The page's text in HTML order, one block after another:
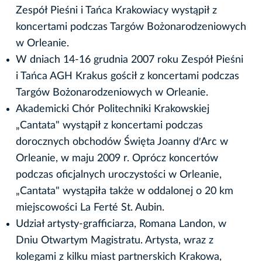
Zespół Pieśni i Tańca Krakowiacy wystąpił z
koncertami podczas Targów Bożonarodzeniowych
w Orleanie.
W dniach 14-16 grudnia 2007 roku Zespół Pieśni
i Tańca AGH Krakus gościł z koncertami podczas
Targów Bożonarodzeniowych w Orleanie.
Akademicki Chór Politechniki Krakowskiej
„Cantata" wystąpił z koncertami podczas
dorocznych obchodów Święta Joanny d′Arc w
Orleanie, w maju 2009 r. Oprócz koncertów
podczas oficjalnych uroczystości w Orleanie,
„Cantata" wystąpiła także w oddalonej o 20 km
miejscowości La Ferté St. Aubin.
Udział artysty-grafficiarza, Romana Landon, w
Dniu Otwartym Magistratu. Artysta, wraz z
kolegami z kilku miast partnerskich Krakowa,